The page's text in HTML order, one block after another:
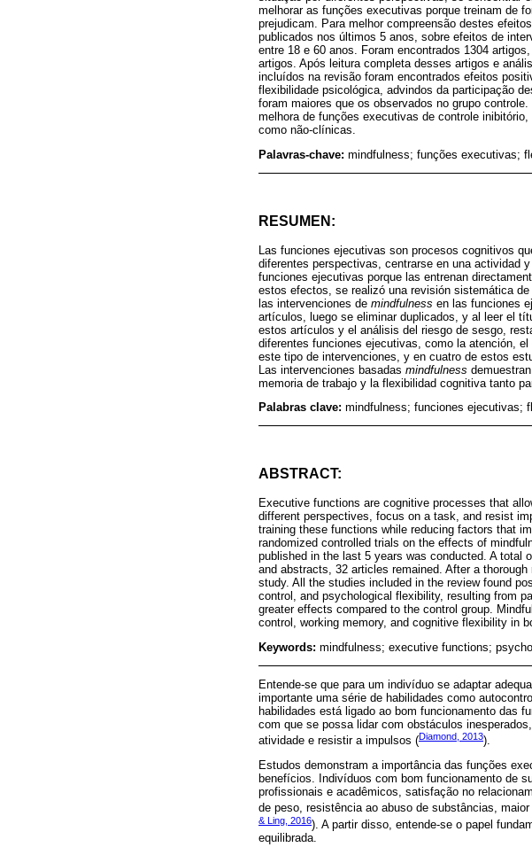
melhorar as funções executivas porque treinam de
prejudicam. Para melhor compreensão destes
publicados nos últimos 5 anos, sobre efeitos de
entre 18 e 60 anos. Foram encontrados 1304
artigos. Após leitura completa desses artigos e
incluídos na revisão foram encontrados efeitos
flexibilidade psicológica, advindos da participação
foram maiores que os observados no grupo
melhora de funções executivas de controle
como não-clínicas.
Palavras-chave: mindfulness; funções executivas;
RESUMEN:
Las funciones ejecutivas son procesos cognitivos
diferentes perspectivas, centrarse en una actividad
funciones ejecutivas porque las entrenan
estos efectos, se realizó una revisión sistemática
las intervenciones de mindfulness en las funciones
artículos, luego se eliminar duplicados, y al leer el
estos artículos y el análisis del riesgo de sesgo,
diferentes funciones ejecutivas, como la atención,
este tipo de intervenciones, y en cuatro de estos
Las intervenciones basadas mindfulness
memoria de trabajo y la flexibilidad cognitiva tanto
Palabras clave: mindfulness; funciones ejecutivas;
ABSTRACT:
Executive functions are cognitive processes that
different perspectives, focus on a task, and resist
training these functions while reducing factors that
randomized controlled trials on the effects of
published in the last 5 years was conducted. A total
and abstracts, 32 articles remained. After a
study. All the studies included in the review found
control, and psychological flexibility, resulting from
greater effects compared to the control group.
control, working memory, and cognitive flexibility in
Keywords: mindfulness; executive functions;
Entende-se que para um indivíduo se adaptar
importante uma série de habilidades como
habilidades está ligado ao bom funcionamento das
com que se possa lidar com obstáculos
atividade e resistir a impulsos (Diamond, 2013).
Estudos demonstram a importância das funções
benefícios. Indivíduos com bom funcionamento de
profissionais e acadêmicos, satisfação no
de peso, resistência ao abuso de substâncias,
& Ling, 2016). A partir disso, entende-se o papel
equilibrada.